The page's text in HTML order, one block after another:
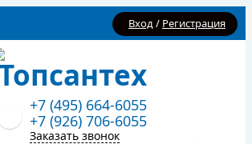
Вход/ Регистрация
+7 (495) 664-6055
+7 (926) 706-6055
Заказать звонок